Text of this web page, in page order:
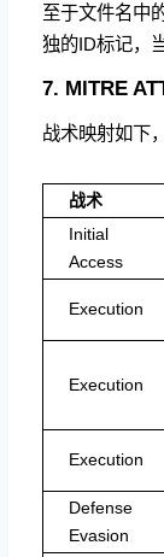
至于文件名中
独的ID标记，
7. MITRE
战术映射如下
战术
Initial
Access
Execution
Execution
Execution
Defense
Evasion